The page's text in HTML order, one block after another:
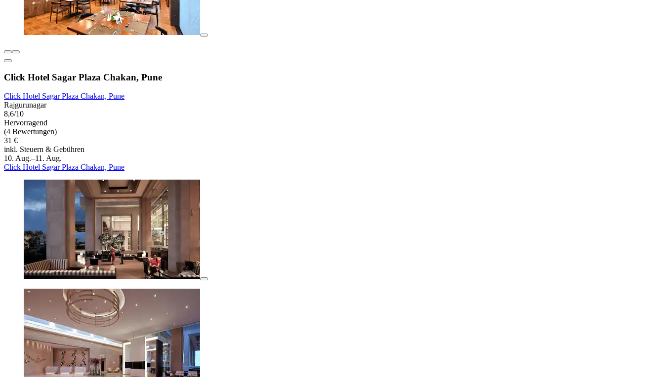
Click Hotel Sagar Plaza Chakan, Pune
Click Hotel Sagar Plaza Chakan, Pune
Rajgurunagar
8,6/10
Hervorragend
(4 Bewertungen)
31 €
inkl. Steuern & Gebühren
10. Aug.–11. Aug.
Click Hotel Sagar Plaza Chakan, Pune